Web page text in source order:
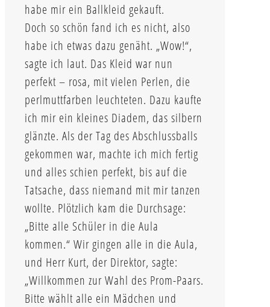
habe mir ein Ballkleid gekauft.
Doch so schön fand ich es nicht, also
habe ich etwas dazu genäht. „Wow!“,
sagte ich laut. Das Kleid war nun
perfekt – rosa, mit vielen Perlen, die
perlmuttfarben leuchteten. Dazu kaufte
ich mir ein kleines Diadem, das silbern
glänzte. Als der Tag des Abschlussballs
gekommen war, machte ich mich fertig
und alles schien perfekt, bis auf die
Tatsache, dass niemand mit mir tanzen
wollte. Plötzlich kam die Durchsage:
„Bitte alle Schüler in die Aula
kommen.“ Wir gingen alle in die Aula,
und Herr Kurt, der Direktor, sagte:
„Willkommen zur Wahl des Prom-Paars.
Bitte wählt alle ein Mädchen und